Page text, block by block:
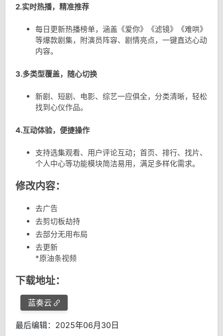
2.实时热播，精准推荐
每日更新热播榜单，涵盖《爱你》《滤镜》《难哄》
等爆款剧集，附演员阵容、剧情亮点，一键直达心动
内容。
3.多类型覆盖，随心切换
新剧、短剧、电影、综艺一应俱全，分类清晰，轻松
找到心仪作品。
4.互动体验，便捷操作
支持选集观看、用户评论互动；首页、排行、找片、
个人中心等功能模块简洁易用，满足多样化需求。
修改内容：
去广告
去剪切板劫持
去部分无用布局
去更新
*原油条视频
下载地址：
蓝奏云
最后编辑：2025年06月30日